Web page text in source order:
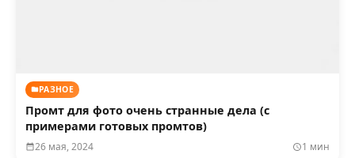
РАЗНОЕ
Промт для фото очень странные дела (с
примерами готовых промтов)
26 мая, 2024 1 мин